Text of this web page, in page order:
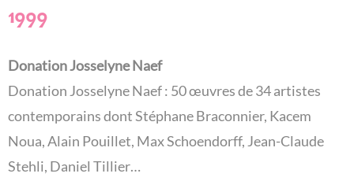
1999
Donation Josselyne Naef
Donation Josselyne Naef : 50 œuvres de 34 artistes
contemporains dont Stéphane Braconnier, Kacem
Noua, Alain Pouillet, Max Schoendorff, Jean-Claude
Stehli, Daniel Tillier…